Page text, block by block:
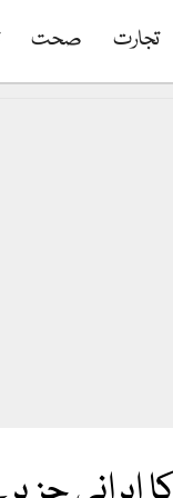
تجارت صحت